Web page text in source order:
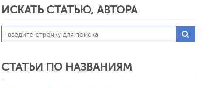
ИСКАТЬ СТАТЬЮ, АВТОРА
СТАТЬИ ПО НАЗВАНИЯМ